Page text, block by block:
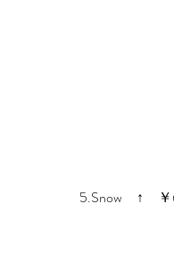
5.Snow　↑　